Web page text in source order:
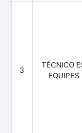
3
TÉCNICO